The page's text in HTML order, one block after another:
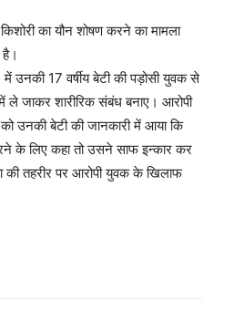
का यौन शोषण करने का मामला
है।
में उनकी 17 वर्षीय बेटी की पड़ोसी युवक से
ले जाकर शारीरिक संबंध बनाए। आरोपी
उनकी बेटी की जानकारी में आया कि
के लिए कहा तो उसने साफ इन्कार कर
की तहरीर पर आरोपी युवक के खिलाफ